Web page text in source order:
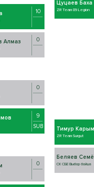
10
Алмаз 0
0
9
SUB
0
Цуцаев Баха
ZR Team 89 Legion
Тимур
ZR Team Surgut
Беляев
СК СБЕ Выбор бойца